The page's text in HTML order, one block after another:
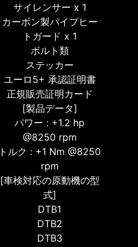
サイレンサー x 1
カーボン製パイプヒー
トガード x 1
ボルト類
ステッカー
ユーロ5+ 承認証明書
正規販売証明カード
[製品データ]
パワー : +1.2 hp
@8250 rpm
トルク : +1 Nm @8250
rpm
[車検対応の原動機の型
式]
DTB1
DTB2
DTB3